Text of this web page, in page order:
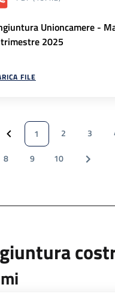
Unioncamere -
2025
FILE
1 2 3
8 9 10